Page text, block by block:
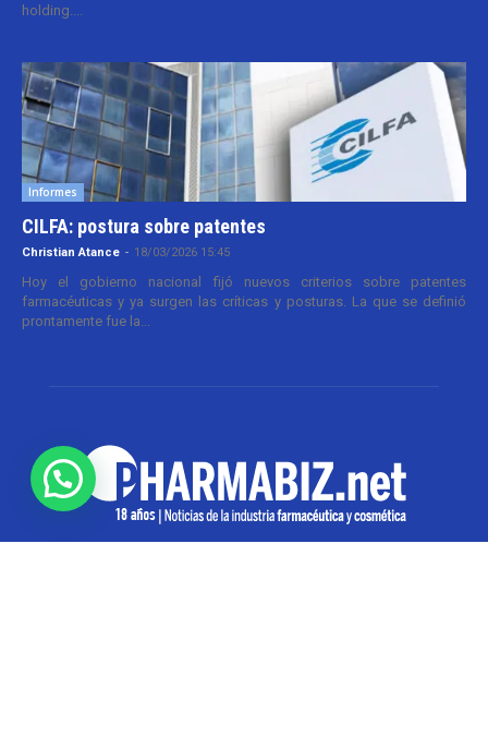
holding....
Informes
CILFA: postura sobre patentes
Christian Atance - 18/03/2026 15:45
Hoy el gobierno nacional fijó nuevos criterios sobre patentes
farmacéuticas y ya surgen las críticas y posturas. La que se definió
prontamente fue la...